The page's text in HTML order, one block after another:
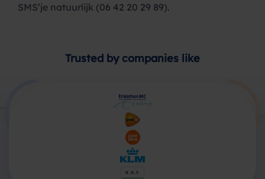
SMS’je natuurlijk (06 42 20 29 89).
Trusted by companies like